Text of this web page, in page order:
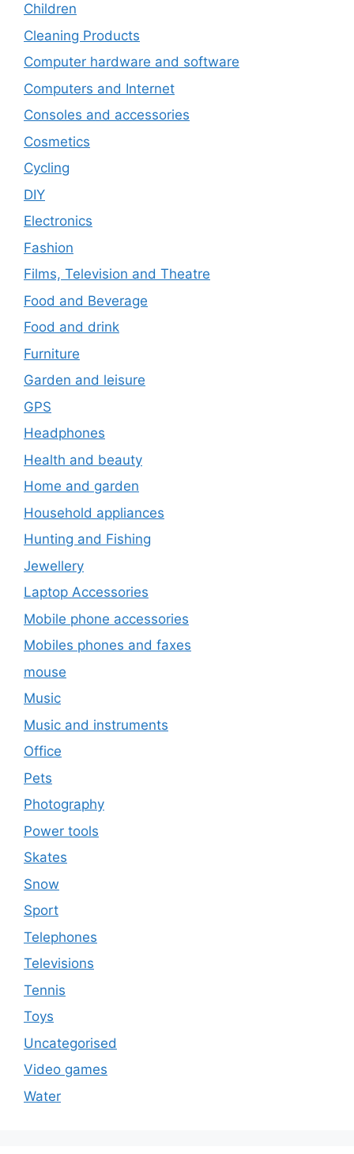
Children
Cleaning Products
Computer hardware and software
Computers and Internet
Consoles and accessories
Cosmetics
Cycling
DIY
Electronics
Fashion
Films, Television and Theatre
Food and Beverage
Food and drink
Furniture
Garden and leisure
GPS
Headphones
Health and beauty
Home and garden
Household appliances
Hunting and Fishing
Jewellery
Laptop Accessories
Mobile phone accessories
Mobiles phones and faxes
mouse
Music
Music and instruments
Office
Pets
Photography
Power tools
Skates
Snow
Sport
Telephones
Televisions
Tennis
Toys
Uncategorised
Video games
Water